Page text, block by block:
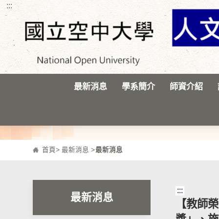
跳到主要內容區塊
:::
最新消息 學系簡介 師資介紹
首頁>最新消息 >最新消息
最新消息
:::
【教師